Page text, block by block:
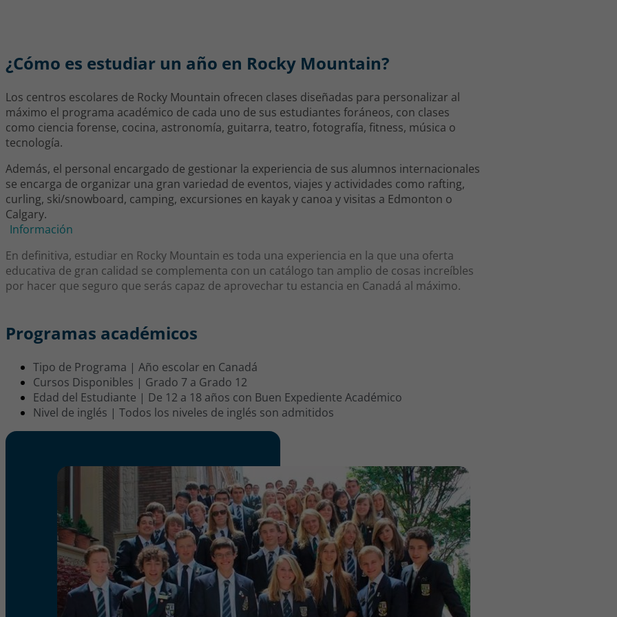
¿Cómo es estudiar un año en Rocky Mountain?
Los centros escolares de Rocky Mountain ofrecen clases diseñadas para personalizar al
máximo el programa académico de cada uno de sus estudiantes foráneos, con clases
como ciencia forense, cocina, astronomía, guitarra, teatro, fotografía, fitness, música o
tecnología.
Además, el personal encargado de gestionar la experiencia de sus alumnos internacionales
se encarga de organizar una gran variedad de eventos, viajes y actividades como rafting,
curling, ski/snowboard, camping, excursiones en kayak y canoa y visitas a Edmonton o
Calgary.
Información
En definitiva, estudiar en Rocky Mountain es toda una experiencia en la que una oferta
educativa de gran calidad se complementa con un catálogo tan amplio de cosas increíbles
por hacer que seguro que serás capaz de aprovechar tu estancia en Canadá al máximo.
Programas académicos
Tipo de Programa | Año escolar en Canadá
Cursos Disponibles | Grado 7 a Grado 12
Edad del Estudiante | De 12 a 18 años con Buen Expediente Académico
Nivel de inglés | Todos los niveles de inglés son admitidos